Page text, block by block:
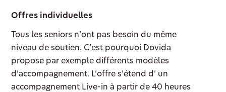
Offres individuelles
Tous les seniors n’ont pas besoin du même
niveau de soutien. C’est pourquoi Dovida
propose par exemple différents modèles
d’accompagnement. L’offre s’étend d’ un
accompagnement Live-in à partir de 40 heures